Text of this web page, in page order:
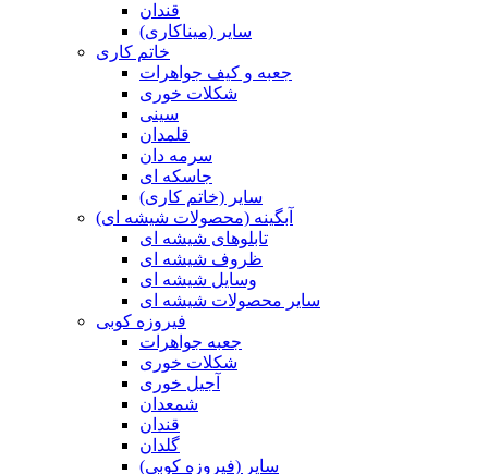
قندان
سایر (میناکاری)
خاتم کاری
جعبه و کیف جواهرات
شکلات خوری
سینی
قلمدان
سرمه دان
جاسکه ای
سایر (خاتم کاری)
آبگینه (محصولات شیشه ای)
تابلوهای شیشه ای
ظروف شیشه ای
وسایل شیشه ای
سایر محصولات شیشه ای
فیروزه کوبی
جعبه جواهرات
شکلات خوری
آجیل خوری
شمعدان
قندان
گلدان
سایر (فیروزه کوبی)